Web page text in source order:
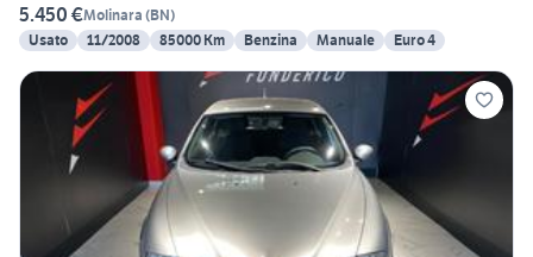
5.450 €Molinara (BN)
Usato
11/2008 85000 Km Benzina Manuale Euro 4